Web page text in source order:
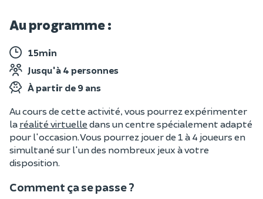
Au programme :
15min
Jusqu'à 4 personnes
À partir de 9 ans
Au cours de cette activité, vous pourrez expérimenter
la réalité virtuelle dans un centre spécialement adapté
pour l'occasion. Vous pourrez jouer de 1 à 4 joueurs en
simultané sur l'un des nombreux jeux à votre
disposition.
Comment ça se passe ?